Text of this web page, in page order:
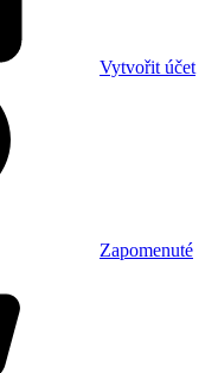
Vytvořit účet
Zapomenuté